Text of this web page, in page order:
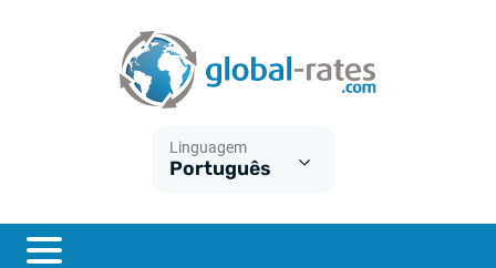
Linguagem
Português
ESTER
O que é a inflação do IPC?
O que é a inflação do IHPC?
Inflação Estados Unidos
Taxas Euribor históricas
Taxas ESTER históricas
Taxas SONIA históricas
Calculadora de inflação